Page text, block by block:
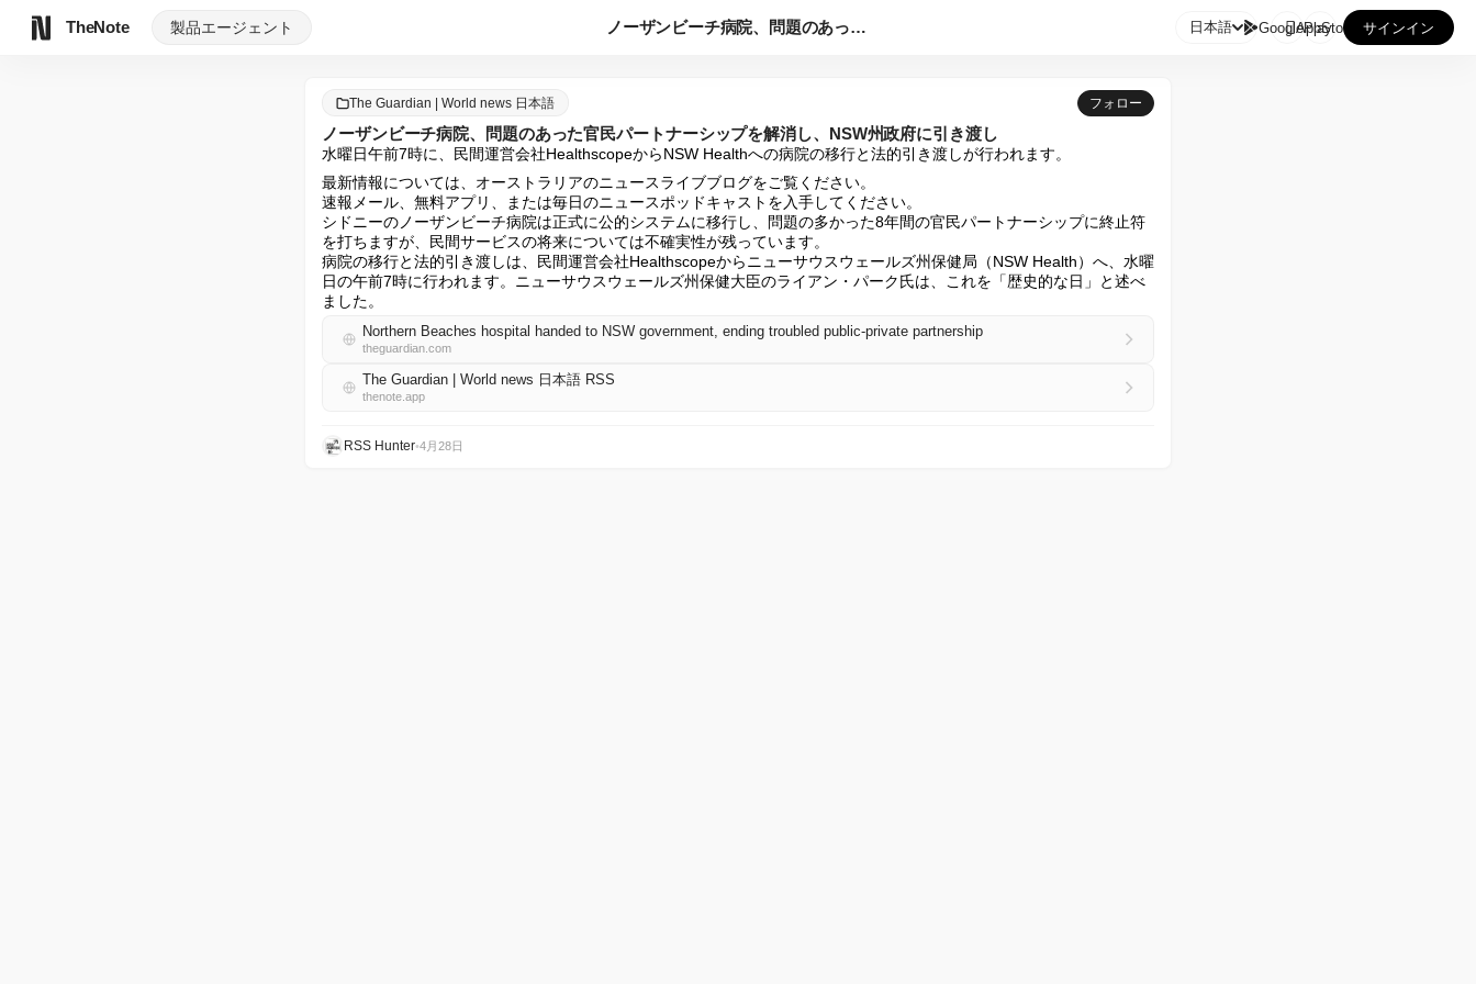
TheNote 製品エージェント ノーザンビーチ病院、問題のあった官民パートナーシップを解消し... 日本語 GooglePlay
AppStore サインイン
The Guardian | World news 日本語 フォロー
ノーザンビーチ病院、問題のあった官民パートナーシップを解消し、NSW州政府に引き渡し
水曜日午前7時に、民間運営会社HealthscopeからNSW Healthへの病院の移行と法的引き渡しが行われます。
最新情報については、オーストラリアのニュースライブブログをご覧ください。
速報メール、無料アプリ、または毎日のニュースポッドキャストを入手してください。
シドニーのノーザンビーチ病院は正式に公的システムに移行し、問題の多かった8年間の官民パートナーシップに終止符
を打ちますが、民間サービスの将来については不確実性が残っています。
病院の移行と法的引き渡しは、民間運営会社Healthscopeからニューサウスウェールズ州保健局（NSW Health）へ、水曜
日の午前7時に行われます。ニューサウスウェールズ州保健大臣のライアン・パーク氏は、これを「歴史的な日」と述べ
ました。
Northern Beaches hospital handed to NSW government, ending troubled public-private partnership
theguardian.com
The Guardian | World news 日本語 RSS
thenote.app
RSS Hunter•4月28日